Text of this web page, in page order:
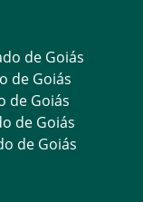
de Goiás
de Goiás
de Goiás
de Goiás
de Goiás